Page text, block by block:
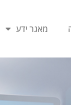
מאגר ידע